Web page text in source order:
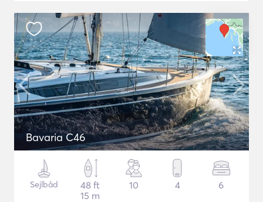
Bavaria C46
Sejlbåd
48 ft
15 m
10 4 6